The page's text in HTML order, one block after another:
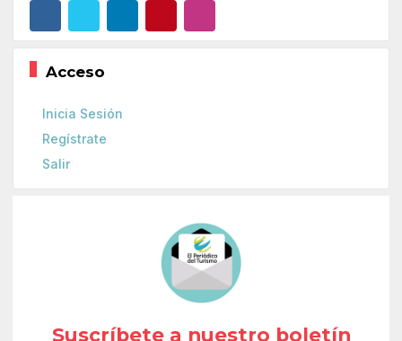
Acceso
Inicia Sesión
Regístrate
Salir
Suscríbete a nuestro boletín